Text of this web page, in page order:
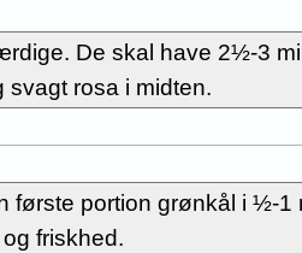
De skal have 2½-3
svagt rosa i midten.
første portion grønkål i ½-1
friskhed.